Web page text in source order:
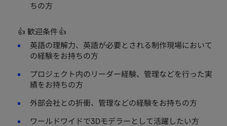
ちの方
👍 歓迎条件 👍
英語の理解力、英語が必要とされる制作現場において
の経験をお持ちの方
プロジェクト内のリーダー経験、管理などを行った実
績をお持ちの方
外部会社との折衝、管理などの経験をお持ちの方
ワールドワイドで3Dモデラーとして活躍したい方